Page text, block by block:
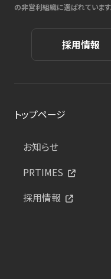
の非営利組織に選ばれています
採用情報
トップページ
お知らせ
PRTIMES
採用情報